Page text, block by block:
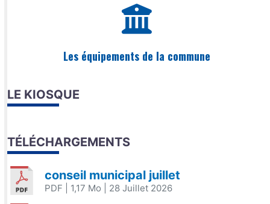
Les équipements de la commune
LE KIOSQUE
TÉLÉCHARGEMENTS
conseil municipal juillet
PDF | 1,17 Mo | 28 Juillet 2026